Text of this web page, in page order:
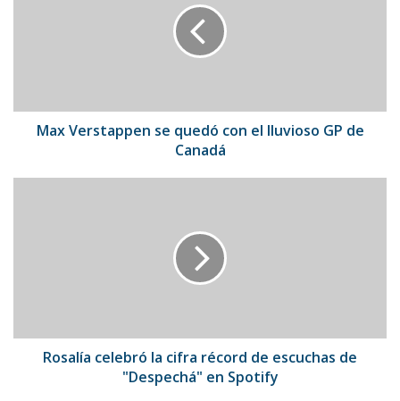
de
CanadáMax Verstappen se quedó con el lluvioso GP de
Canadá
"Despechá"
Rosalía celebró la cifra récord de escuchas de
"Despechá" en Spotify